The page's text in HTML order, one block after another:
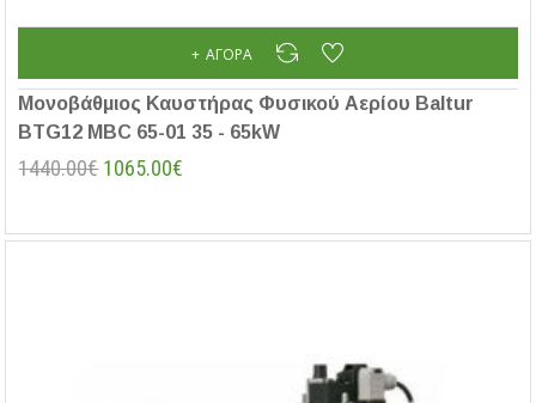
Μονοβάθμιος Καυστήρας Φυσικού Αερίου Baltur
BTG12 MBC 65-01 35 - 65kW
1440.00€ 1065.00€
ΑΓΟΡΆ